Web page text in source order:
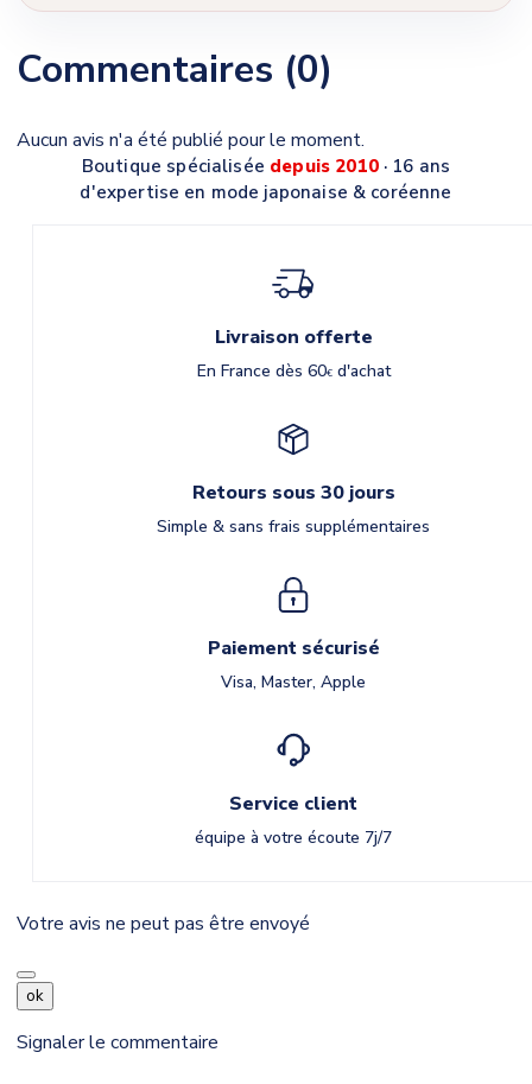
Commentaires (0)
Aucun avis n'a été publié pour le moment.
Boutique spécialisée depuis 2010· 16 ans
d'expertise en mode japonaise & coréenne
Livraison offerte
En France dès 60€d'achat
Retours sous 30 jours
Simple & sans frais supplémentaires
Paiement sécurisé
Visa, Master, Apple
Service client
équipe à votre écoute 7j/7
Votre avis ne peut pas être envoyé
ok
Signaler le commentaire